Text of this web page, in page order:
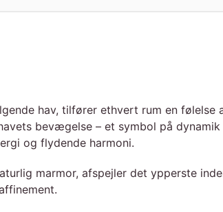
hav, tilfører ethvert rum en
bevægelse – et symbol på
og flydende harmoni.
marmor, afspejler det ypperste